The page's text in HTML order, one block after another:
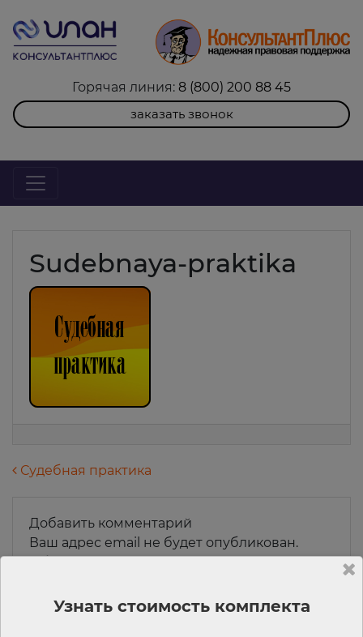
Горячая линия: 8 (800) 200 88 45
заказать звонок
Sudebnaya-praktika
Навигация по записям
Судебная практика
Добавить комментарий
Ваш адрес email не будет опубликован.
Обязательные поля помечены*
Узнать стоимость комплекта